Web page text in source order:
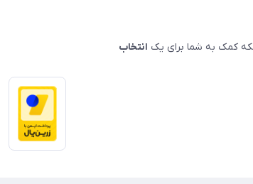
کمک به شما برای یک انتخاب